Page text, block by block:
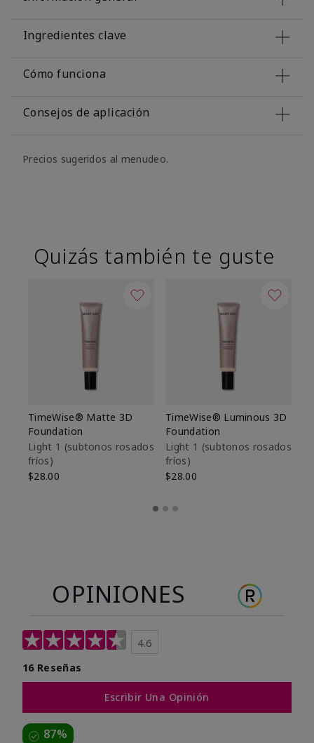
Ingredientes clave
Cómo funciona
Consejos de aplicación
Precios sugeridos al menudeo.
Quizás también te guste
TimeWise® Matte 3D
Foundation
Light 1​ (subtonos rosados
fríos)
$28.00
TimeWise® Luminous 3D
Foundation
Light 1​ (subtonos rosados
fríos)
$28.00
OPINIONES
4.6
16 Reseñas
Escribir Una Opinión
87%